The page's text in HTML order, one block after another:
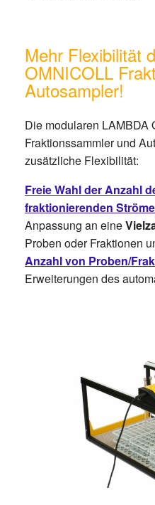
Mehr Flexibilität
OMNICOLL
Autosampler!
Die modularen LAMBDA
Fraktionssammler und
zusätzliche Flexibilität:
Freie Wahl der Anzahl
fraktionierenden Ströme
Anpassung an eine
Proben oder Fraktionen
Anzahl von Proben/
Erweiterungen des